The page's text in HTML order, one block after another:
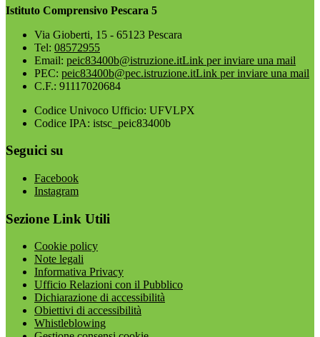
Istituto Comprensivo Pescara 5
Via Gioberti, 15 - 65123 Pescara
Tel: 08572955
Email: peic83400b@istruzione.itLink per inviare una mail
PEC: peic83400b@pec.istruzione.itLink per inviare una mail
C.F.: 91117020684
Codice Univoco Ufficio: UFVLPX
Codice IPA: istsc_peic83400b
Seguici su
Facebook
Instagram
Sezione Link Utili
Cookie policy
Note legali
Informativa Privacy
Ufficio Relazioni con il Pubblico
Dichiarazione di accessibilità
Obiettivi di accessibilità
Whistleblowing